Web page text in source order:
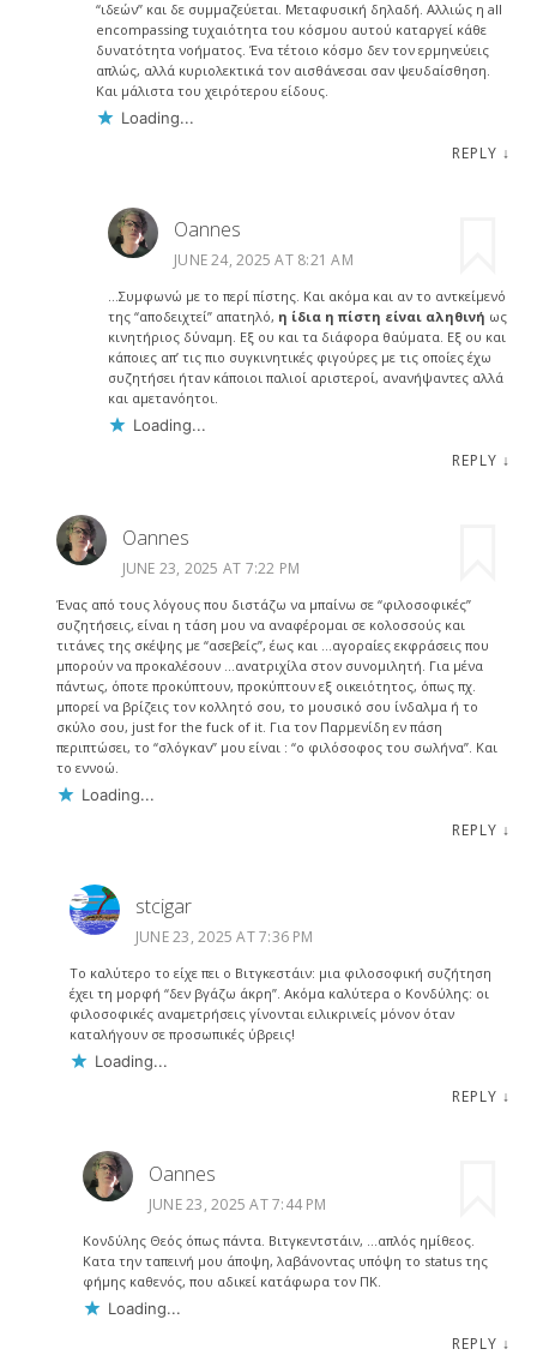
“ιδεών” και δε συμμαζεύεται. Μεταφυσική δηλαδή. Αλλιώς η all
encompassing τυχαιότητα του κόσμου αυτού καταργεί κάθε
δυνατότητα νοήματος. Ένα τέτοιο κόσμο δεν τον ερμηνεύεις
απλώς, αλλά κυριολεκτικά τον αισθάνεσαι σαν ψευδαίσθηση.
Και μάλιστα του χειρότερου είδους.
Loading...
REPLY ↓
Oannes
JUNE 24, 2025 AT 8:21 AM
…Συμφωνώ με το περί πίστης. Και ακόμα και αν το αντκείμενό
της “αποδειχτεί” απατηλό, η ίδια η πίστη είναι αληθινή ως
κινητήριος δύναμη. Εξ ου και τα διάφορα θαύματα. Εξ ου και
κάποιες απ’ τις πιο συγκινητικές φιγούρες με τις οποίες έχω
συζητήσει ήταν κάποιοι παλιοί αριστεροί, ανανήψαντες αλλά
και αμετανόητοι.
Loading...
REPLY ↓
Oannes
JUNE 23, 2025 AT 7:22 PM
Ένας από τους λόγους που διστάζω να μπαίνω σε “φιλοσοφικές”
συζητήσεις, είναι η τάση μου να αναφέρομαι σε κολοσσούς και
τιτάνες της σκέψης με “ασεβείς”, έως και …αγοραίες εκφράσεις που
μπορούν να προκαλέσουν …ανατριχίλα στον συνομιλητή. Για μένα
πάντως, όποτε προκύπτουν, προκύπτουν εξ οικειότητος, όπως πχ.
μπορεί να βρίζεις τον κολλητό σου, το μουσικό σου ίνδαλμα ή το
σκύλο σου, just for the fuck of it. Για τον Παρμενίδη εν πάση
περιπτώσει, το “σλόγκαν” μου είναι : “ο φιλόσοφος του σωλήνα”. Και
το εννοώ.
Loading...
REPLY ↓
stcigar
JUNE 23, 2025 AT 7:36 PM
Το καλύτερο το είχε πει ο Βιτγκεστάιν: μια φιλοσοφική συζήτηση
έχει τη μορφή “δεν βγάζω άκρη”. Ακόμα καλύτερα ο Κονδύλης: οι
φιλοσοφικές αναμετρήσεις γίνονται ειλικρινείς μόνον όταν
καταλήγουν σε προσωπικές ύβρεις!
Loading...
REPLY ↓
Oannes
JUNE 23, 2025 AT 7:44 PM
Κονδύλης Θεός όπως πάντα. Βιτγκεντστάιν, …απλός ημίθεος.
Κατα την ταπεινή μου άποψη, λαβάνοντας υπόψη το status της
φήμης καθενός, που αδικεί κατάφωρα τον ΠΚ.
Loading...
REPLY ↓